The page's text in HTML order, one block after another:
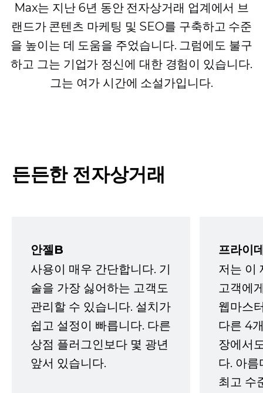
Max는 지난 6년 동안 전자상거래 업계에서 브
랜드가 콘텐츠 마케팅 및 SEO를 구축하고 수준
을 높이는 데 도움을 주었습니다. 그럼에도 불구
하고 그는 기업가 정신에 대한 경험이 있습니다.
그는 여가 시간에 소설가입니다.
든든한 전자상거래
안젤B
사용이 매우 간단합니다. 기
술을 가장 싫어하는 고객도
관리할 수 있습니다. 설치가
쉽고 설정이 빠릅니다. 다른
상점 플러그인보다 몇 광년
앞서 있습니다.
프라이
저는 이
고객에
웹마스
다른 4
장에서
다. 아름
최고 수